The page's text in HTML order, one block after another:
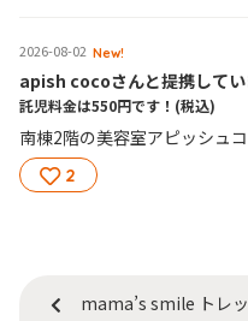
2026-08-02 New!
apish cocoさんと提携してい
託児料金は550円です！ (税込)
2
mama’s smile トレ